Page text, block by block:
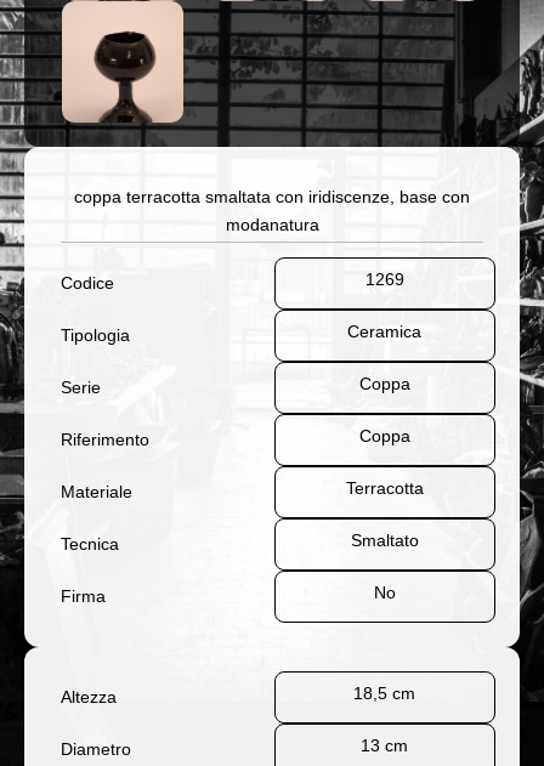
coppa terracotta smaltata con iridiscenze, base con
modanatura
Codice 1269
Tipologia Ceramica
Serie Coppa
Riferimento Coppa
Materiale Terracotta
Tecnica Smaltato
Firma No
Altezza 18,5 cm
Diametro 13 cm